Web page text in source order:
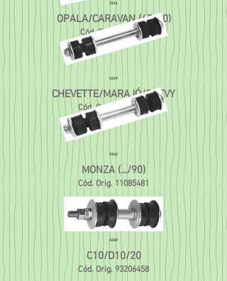
3224
OPALA/CARAVAN (69/90)
Cód. Orig.5140197
3249
CHEVETTE/MARAJÓ/CHEVY
Cód. Orig.93201779
3262
MONZA (.../90)
Cód. Orig. 11085481
3289
C10/D10/20
Cód. Orig. 93206458